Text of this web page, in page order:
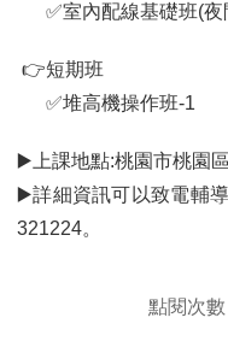
✅室內配線基礎班(夜
👉短期班
✅堆高機操作班-1
▶️上課地點:桃園市桃園
▶️詳細資訊可以致電輔
321224。
點閱次數